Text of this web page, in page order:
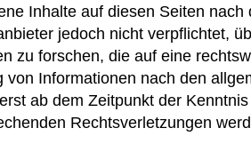
Inhalte auf diesen Seiten nach
jedoch nicht verpflichtet,
zu forschen, die auf eine
Informationen nach den
ab dem Zeitpunkt der
Rechtsverletzungen